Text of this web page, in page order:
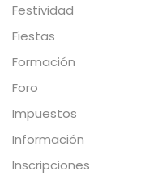
Festividad
Fiestas
Formación
Foro
Impuestos
Información
Inscripciones